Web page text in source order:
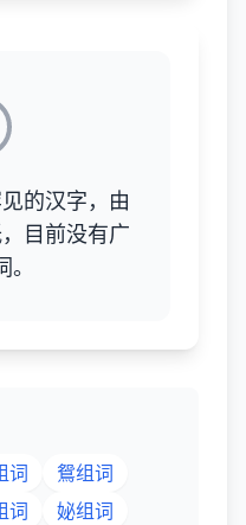
的汉字，由
目前没有广
词
鴛组词
词
妼组词